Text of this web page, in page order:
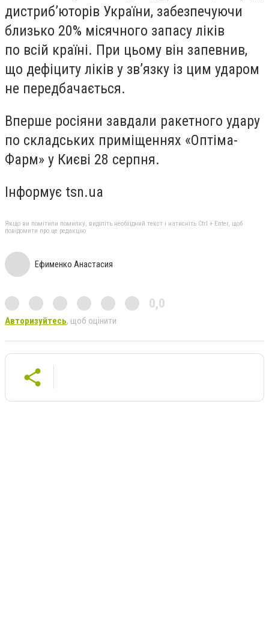
дистриб’юторів України, забезпечуючи
близько 20% місячного запасу ліків
по всій країні. При цьому він запевнив,
що дефіциту ліків у зв’язку із цим ударом
не передбачається.
Вперше росіяни завдали ракетного удару
по складських приміщеннях «Оптіма-
Фарм» у Києві 28 серпня.
Інформує tsn.ua
Якщо ви помітили помилку, виділіть необхідний текст і натисніть Ctrl + Enter, щоб
повідомити про це редакцію
Ефименко Анастасия
0,0
Авторизуйтесь, щоб оцінити